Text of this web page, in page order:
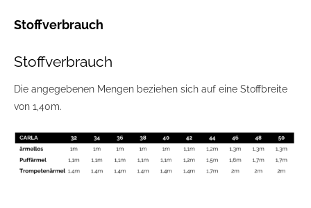
Stoffverbrauch
Stoffverbrauch
Die angegebenen Mengen beziehen sich auf eine Stoffbreite
von 1,40m.